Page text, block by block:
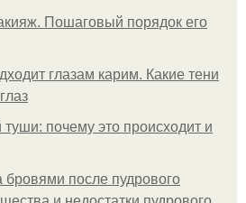
Пошаговый порядок его
глазам карим. Какие тени
почему это происходит и
после пудрового